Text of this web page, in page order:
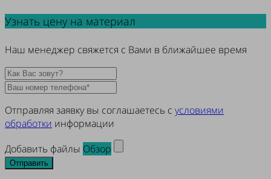
Узнать цену на материал
Наш менеджер свяжется с Вами в ближайшее время
Отправляя заявку вы соглашаетесь с условиями
обработки информации
Добавить файлы Обзор
Отправить